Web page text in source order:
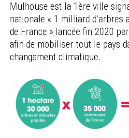
Mulhouse est la 1ère ville
nationale « 1 milliard d’arbres
de France » lancée fin 2020
afin de mobiliser tout le pays
changement climatique.